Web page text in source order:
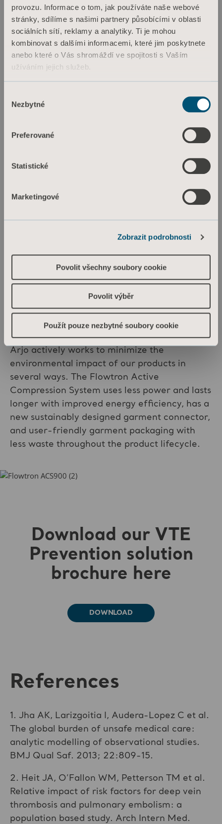
provozu. Informace o tom, jak používáte naše webové
stránky, sdílíme s našimi partnery působícími v oblasti
sociálních sítí, reklamy a analytiky. Ti je mohou
kombinovat s dalšími informacemi, které jim poskytnete
anebo které o Vás shromáždí ve spojitosti s Vaším
užíváním jejich služeb.
souhlasu
Nezbytné
Preferované
Statistické
Marketingové
Zobrazit podrobnosti
Povolit všechny soubory cookie
Povolit výběr
Použít pouze nezbytné soubory cookie
4. Alerting caregivers upon
garment removal to
facilitate tracking of IPC
therapy
VTE prevention therapy? By using an
solution with intuitive compliance monitoring
that detects actual garment wear-time.6
Flowtron ACS900 allows recording of and
displays actual therapy as well as non-
adherence. This makes it easier for caregivers
5. Improving environmental
sustainability in VTE
prevention
Arjo actively works to minimize the
environmental impact of our products in
several ways. The Flowtron Active
Compression System uses less power and lasts
longer with improved energy efficiency, has a
new sustainably designed garment connector,
and user-friendly garment packaging with
less waste throughout the product lifecycle.
Download our VTE
Prevention solution
brochure here
DOWNLOAD
References
1. Jha AK, Larizgoitia I, Audera-Lopez C et al.
The global burden of unsafe medical care:
analytic modelling of observational studies.
BMJ Qual Saf. 2013; 22:809-15.
2. Heit JA, O’Fallon WM, Petterson TM et al.
Relative impact of risk factors for deep vein
thrombosis and pulmonary embolism: a
population based study. Arch Intern Med.